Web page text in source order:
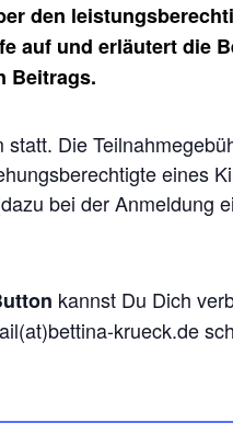
den
auf und erläutert die
Beitrags.
Die
eines
bei der Anmeldung
kannst Du Dich
krueck.de